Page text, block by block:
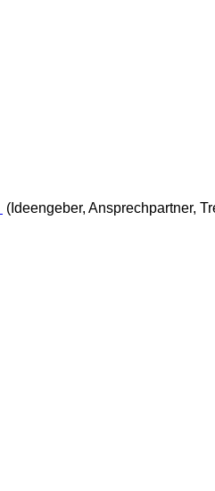
(Ideengeber, Ansprechpartner,